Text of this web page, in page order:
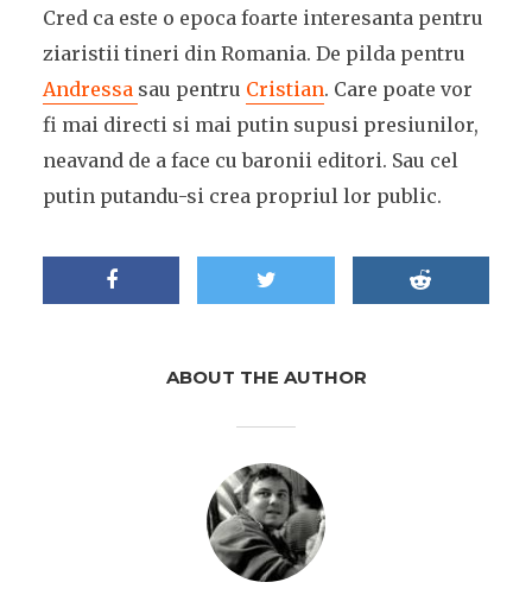
Cred ca este o epoca foarte interesanta pentru
ziaristii tineri din Romania. De pilda pentru
Andressa sau pentru Cristian. Care poate vor
fi mai directi si mai putin supusi presiunilor,
neavand de a face cu baronii editori. Sau cel
putin putandu-si crea propriul lor public.
ABOUT THE AUTHOR